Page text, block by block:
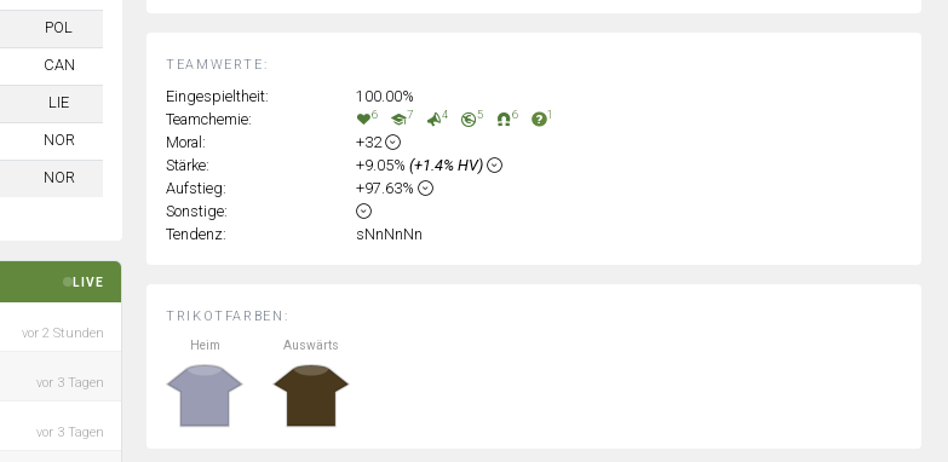
POL
CAN
LIE
NOR
NOR
LIVE
vor 2 Stunden
vor 3 Tagen
vor 3 Tagen
TRIKOTFARBEN:
Heim
Auswärts
TEAMWERTE:
Eingespieltheit:
100.00%
Teamchemie:
6 7 4 5 6 1
Moral:
+32
Stärke:
+9.05% (+1.4% HV)
Aufstieg:
+97.63%
Sonstige:
Tendenz:
sNnNnNn